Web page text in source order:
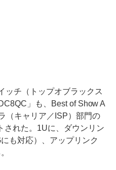
チ（トップオブラックス
」も、Best of Show A
（キャリア／ISP）部門の
された。1Uに、ダウンリン
も対応）、アップリンク